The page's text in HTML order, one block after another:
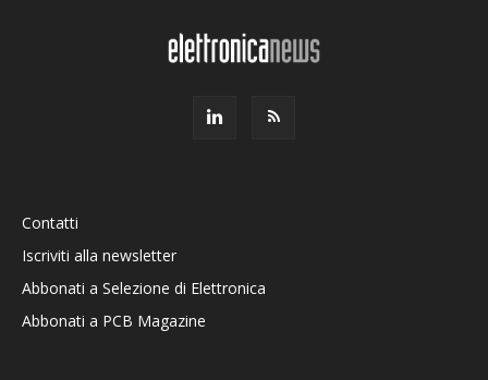
Contatti
Iscriviti alla newsletter
Abbonati a Selezione di Elettronica
Abbonati a PCB Magazine